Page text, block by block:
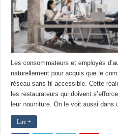
Les consommateurs et employés
naturellement pour acquis que le
réseau sans fil accessible. Cette
les restaurateurs qui doivent
leur nourriture. On le voit aussi dans
Lire +